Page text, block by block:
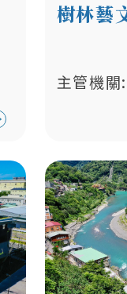
樹林藝
主管機關